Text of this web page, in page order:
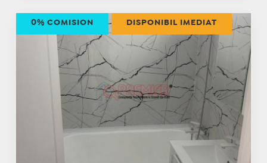
0% COMISION DISPONIBIL IMEDIAT